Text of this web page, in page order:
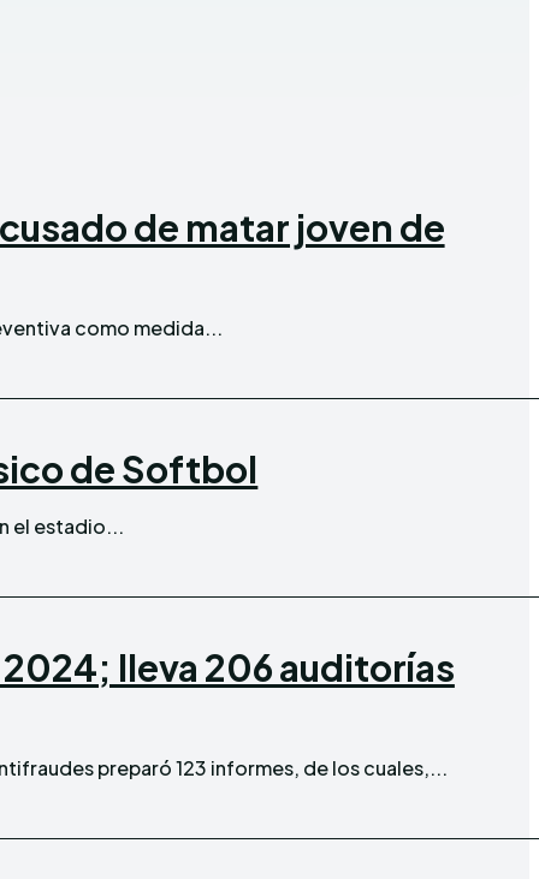
de matar joven de
como medida...
de Softbol
el estadio...
lleva 206 auditorías
preparó 123 informes, de los cuales,...